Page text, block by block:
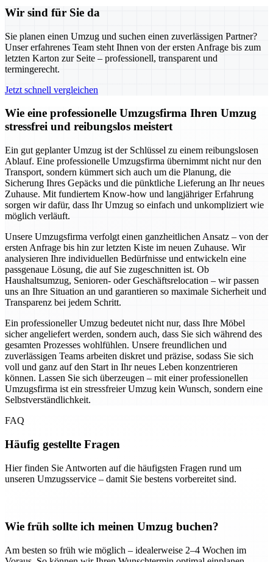
Wir sind für Sie da
Sie planen einen Umzug und suchen einen zuverlässigen Partner?
Unser erfahrenes Team steht Ihnen von der ersten Anfrage bis zum
letzten Karton zur Seite – professionell, transparent und
termingerecht.
Jetzt schnell vergleichen
Wie eine professionelle Umzugsfirma Ihren Umzug
stressfrei und reibungslos meistert
Ein gut geplanter Umzug ist der Schlüssel zu einem reibungslosen
Ablauf. Eine professionelle Umzugsfirma übernimmt nicht nur den
Transport, sondern kümmert sich auch um die Planung, die
Sicherung Ihres Gepäcks und die pünktliche Lieferung an Ihr neues
Zuhause. Mit fundiertem Know-how und langjähriger Erfahrung
sorgen wir dafür, dass Ihr Umzug so einfach und unkompliziert wie
möglich verläuft.
Unsere Umzugsfirma verfolgt einen ganzheitlichen Ansatz – von der
ersten Anfrage bis hin zur letzten Kiste im neuen Zuhause. Wir
analysieren Ihre individuellen Bedürfnisse und entwickeln eine
passgenaue Lösung, die auf Sie zugeschnitten ist. Ob
Haushaltsumzug, Senioren- oder Geschäftsrelocation – wir passen
uns an Ihre Situation an und garantieren so maximale Sicherheit und
Transparenz bei jedem Schritt.
Ein professioneller Umzug bedeutet nicht nur, dass Ihre Möbel
sicher angeliefert werden, sondern auch, dass Sie sich während des
gesamten Prozesses wohlfühlen. Unsere freundlichen und
zuverlässigen Teams arbeiten diskret und präzise, sodass Sie sich
voll und ganz auf den Start in Ihr neues Leben konzentrieren
können. Lassen Sie sich überzeugen – mit einer professionellen
Umzugsfirma ist ein stressfreier Umzug kein Wunsch, sondern eine
Selbstverständlichkeit.
FAQ
Häufig gestellte Fragen
Hier finden Sie Antworten auf die häufigsten Fragen rund um
unseren Umzugsservice – damit Sie bestens vorbereitet sind.
Wie früh sollte ich meinen Umzug buchen?
Am besten so früh wie möglich – idealerweise 2–4 Wochen im